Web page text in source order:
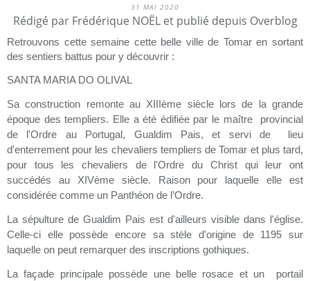
31 MAI 2020
Rédigé par Frédérique NOËL et publié depuis Overblog
Retrouvons cette semaine cette belle ville de Tomar en sortant
des sentiers battus pour y découvrir :
SANTA MARIA DO OLIVAL
Sa construction remonte au XIIIème siècle lors de la grande
époque des templiers. Elle a été édifiée par le maître provincial
de l'Ordre au Portugal, Gualdim Pais, et servi de lieu
d'enterrement pour les chevaliers templiers de Tomar et plus tard,
pour tous les chevaliers de l'Ordre du Christ qui leur ont
succédés au XIVème siècle. Raison pour laquelle elle est
considérée comme un Panthéon de l’Ordre.
La sépulture de Gualdim Pais est d'ailleurs visible dans l'église.
Celle-ci elle possède encore sa stèle d'origine de 1195 sur
laquelle on peut remarquer des inscriptions gothiques.
La façade principale possède une belle rosace et un portail